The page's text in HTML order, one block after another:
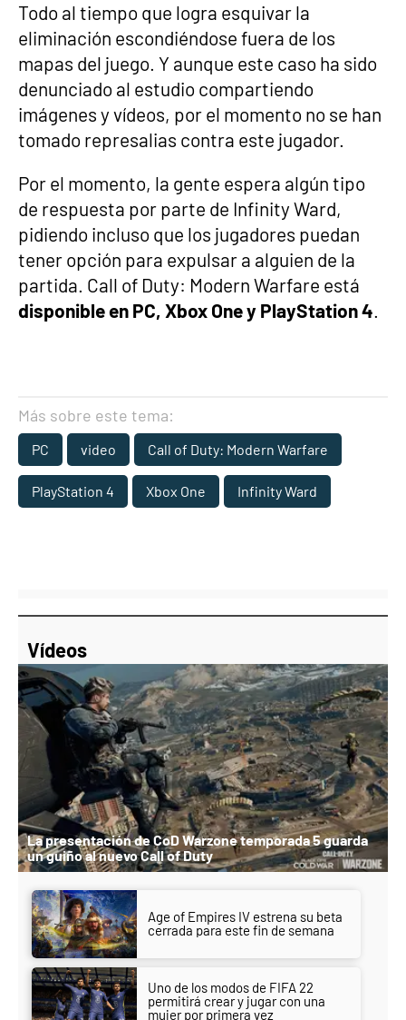
Todo al tiempo que logra esquivar la
eliminación escondiéndose fuera de los
mapas del juego. Y aunque este caso ha sido
denunciado al estudio compartiendo
imágenes y vídeos, por el momento no se han
tomado represalias contra este jugador.
Por el momento, la gente espera algún tipo
de respuesta por parte de Infinity Ward,
pidiendo incluso que los jugadores puedan
tener opción para expulsar a alguien de la
partida. Call of Duty: Modern Warfare está
disponible en PC, Xbox One y PlayStation 4.
Más sobre este tema:
PC video Call of Duty: Modern Warfare
PlayStation 4 Xbox One Infinity Ward
Vídeos
La presentación de CoD Warzone temporada 5 guarda
un guiño al nuevo Call of Duty
Age of Empires IV estrena su beta
cerrada para este fin de semana
Uno de los modos de FIFA 22
permitirá crear y jugar con una
mujer por primera vez